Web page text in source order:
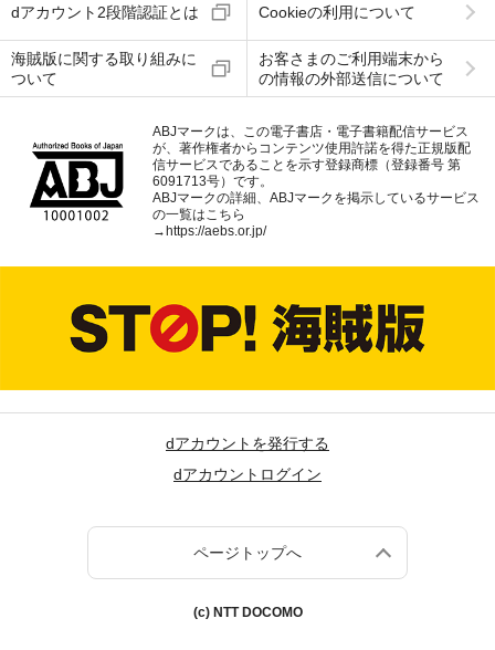
dアカウント2段階認証とは Cookieの利用について
海賊版に関する取り組みに
ついて
お客さまのご利用端末から
の情報の外部送信について
ABJマークは、この電子書店・電子書籍配信サービス
が、著作権者からコンテンツ使用許諾を得た正規版配
信サービスであることを示す登録商標（登録番号 第
6091713号）です。
ABJマークの詳細、ABJマークを掲示しているサービス
の一覧はこちら
→ https://aebs.or.jp/
dアカウントを発行する
dアカウントログイン
ページトップへ
(c) NTT DOCOMO